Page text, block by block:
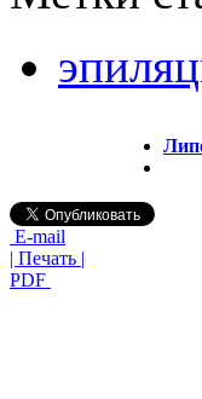
E-mail
| Печать |
PDF